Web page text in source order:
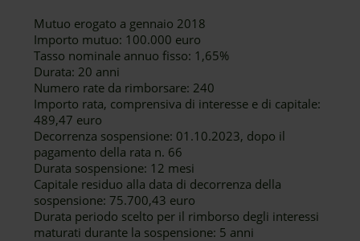
Mutuo erogato a gennaio 2018
Importo mutuo: 100.000 euro
Tasso nominale annuo fisso: 1,65%
Durata: 20 anni
Numero rate da rimborsare: 240
Importo rata, comprensiva di interesse e di capitale:
489,47 euro
Decorrenza sospensione: 01.10.2023, dopo il
pagamento della rata n. 66
Durata sospensione: 12 mesi
Capitale residuo alla data di decorrenza della
sospensione: 75.700,43 euro
Durata periodo scelto per il rimborso degli interessi
maturati durante la sospensione: 5 anni